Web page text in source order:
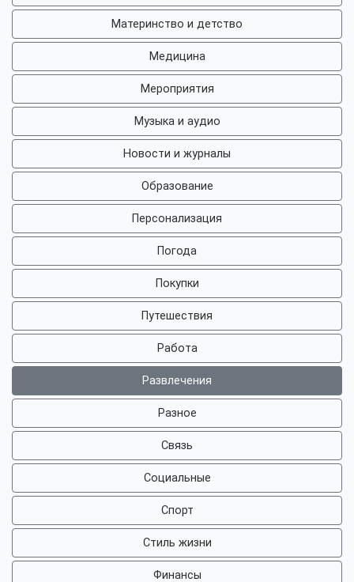
Материнство и детство
Медицина
Мероприятия
Музыка и аудио
Новости и журналы
Образование
Персонализация
Погода
Покупки
Путешествия
Работа
Развлечения
Разное
Связь
Социальные
Спорт
Стиль жизни
Финансы